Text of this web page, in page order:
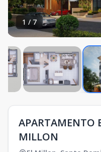
1 / 7
APARTAMENTO
MILLON